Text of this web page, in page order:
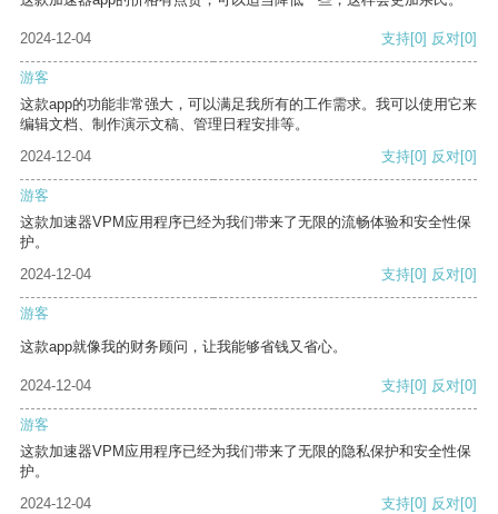
2024-12-04 支持[0] 反对[0]
游客
这款app的功能非常强大，可以满足我所有的工作需求。我可以使用它来
编辑文档、制作演示文稿、管理日程安排等。
2024-12-04
支持[0] 反对[0]
游客
这款加速器VPM应用程序已经为我们带来了无限的流畅体验和安全性保
护。
2024-12-04
支持[0] 反对[0]
游客
这款app就像我的财务顾问，让我能够省钱又省心。
2024-12-04 支持[0] 反对[0]
游客
这款加速器VPM应用程序已经为我们带来了无限的隐私保护和安全性保
护。
2024-12-04
支持[0] 反对[0]